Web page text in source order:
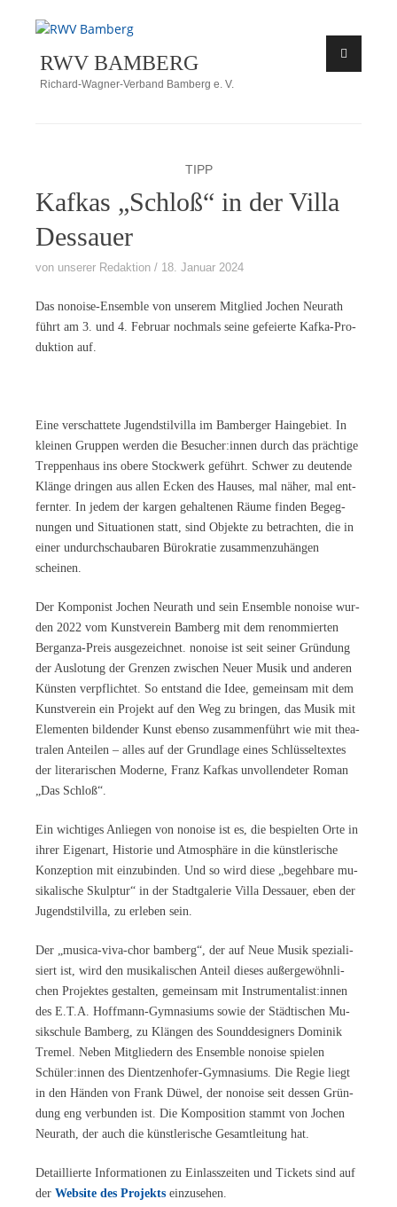
Zum
springen
RWV BAMBERG
Richard-Wagner-Verband Bamberg e. V.
TIPP
Kafkas „Schloß“ in der Villa
Dessauer
von unserer Redaktion 18. Januar 2024
Das no­noi­se-En­sem­ble von un­se­rem Mit­glied Jo­chen Neu­r­a­th
führt am 3. und 4. Fe­bru­ar noch­mals sei­ne ge­fei­er­te Kaf­ka-Pro­
duk­ti­on auf.
Eine ver­schat­te­te Ju­gend­stil­vil­la im Bam­ber­ger Hain­ge­biet. In
klei­nen Grup­pen wer­den die Besucher:innen durch das präch­ti­ge
Trep­pen­haus ins obe­re Stock­werk ge­führt. Schwer zu deu­ten­de
Klän­ge drin­gen aus al­len Ecken des Hau­ses, mal nä­her, mal ent­
fern­ter. In je­dem der kar­gen ge­hal­te­nen Räu­me fin­den Be­geg­
nun­gen und Si­tua­tio­nen statt, sind Ob­jek­te zu be­trach­ten, die in
ei­ner un­durch­schau­ba­ren Bü­ro­kra­tie zu­sam­men­zu­hän­gen
scheinen.
Der Kom­po­nist Jo­chen Neu­r­a­th und sein En­sem­ble no­noi­se wur­
den 2022 vom Kunst­ver­ein Bam­berg mit dem re­nom­mier­ten
Bergan­za-Preis aus­ge­zeich­net. no­noi­se ist seit sei­ner Grün­dung
der Aus­lo­tung der Gren­zen zwi­schen Neu­er Mu­sik und an­de­ren
Küns­ten ver­pflich­tet. So ent­stand die Idee, ge­mein­sam mit dem
Kunst­ver­ein ein Pro­jekt auf den Weg zu brin­gen, das Mu­sik mit
Ele­men­ten bil­den­der Kunst eben­so zu­sam­men­führt wie mit thea­
tra­len An­tei­len – al­les auf der Grund­la­ge ei­nes Schlüs­sel­tex­tes
der li­te­ra­ri­schen Mo­der­ne, Franz Kaf­kas un­voll­ende­ter Ro­man
„Das Schloß“.
Ein wich­ti­ges An­lie­gen von no­noi­se ist es, die be­spiel­ten Orte in
ih­rer Ei­gen­art, His­to­rie und At­mo­sphä­re in die künst­le­ri­sche
Kon­zep­ti­on mit ein­zu­bin­den. Und so wird die­se „be­geh­ba­re mu­
si­ka­li­sche Skulp­tur“ in der Stadt­ga­le­rie Vil­la Des­sau­er, eben der
Ju­gend­stil­vil­la, zu er­le­ben sein.
Der „mu­si­ca-viva-chor bam­berg“, der auf Neue Mu­sik spe­zia­li­
siert ist, wird den mu­si­ka­li­schen An­teil die­ses au­ßer­ge­wöhn­li­
chen Pro­jek­tes ge­stal­ten, ge­mein­sam mit Instrumentalist:innen
des E.T.A. Hoff­mann-Gym­na­si­ums so­wie der Städ­ti­schen Mu­
sik­schu­le Bam­berg, zu Klän­gen des Sound­de­si­gners Do­mi­nik
Tre­mel. Ne­ben Mit­glie­dern des En­sem­ble no­noi­se spie­len
Schüler:innen des Di­ent­zen­ho­fer-Gym­na­si­ums. Die Re­gie liegt
in den Hän­den von Frank Dü­wel, der no­noi­se seit des­sen Grün­
dung eng ver­bun­den ist. Die Kom­po­si­ti­on stammt von Jo­chen
Neu­r­a­th, der auch die künst­le­ri­sche Ge­samt­lei­tung hat.
De­tail­lier­te In­for­ma­tio­nen zu Ein­lass­zei­ten und Ti­ckets sind auf
der Web­site des Pro­jekts einzusehen.